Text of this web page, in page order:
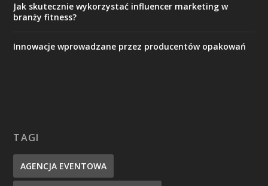
Jak skutecznie wykorzystać influencer marketing w
branży fitness?
Innowacje wprowadzane przez producentów opakowań
TAGI
AGENCJA EVENTOWA